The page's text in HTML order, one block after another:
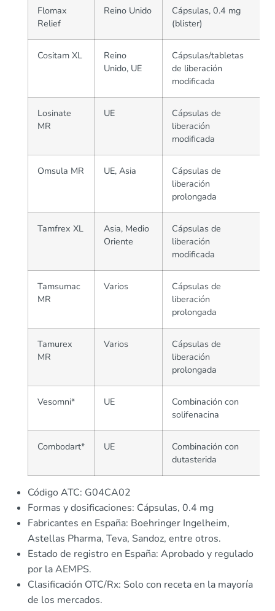
Flomax
Relief
Reino Unido
Cápsulas, 0.4 mg
(blister)
Cositam XL
Reino
Unido, UE
Cápsulas/tabletas
de liberación
modificada
Losinate
MR
UE
Cápsulas de
liberación
modificada
Omsula MR UE, Asia
Cápsulas de
liberación
prolongada
Tamfrex XL
Asia, Medio
Oriente
Cápsulas de
liberación
modificada
Tamsumac
MR
Varios
Cápsulas de
liberación
prolongada
Tamurex
MR
Varios
Cápsulas de
liberación
prolongada
Vesomni* UE
Combinación con
solifenacina
Combodart* UE
Combinación con
dutasterida
Código ATC: G04CA02
Formas y dosificaciones: Cápsulas, 0.4 mg
Fabricantes en España: Boehringer Ingelheim,
Astellas Pharma, Teva, Sandoz, entre otros.
Estado de registro en España: Aprobado y regulado
por la AEMPS.
Clasificación OTC/Rx: Solo con receta en la mayoría
de los mercados.